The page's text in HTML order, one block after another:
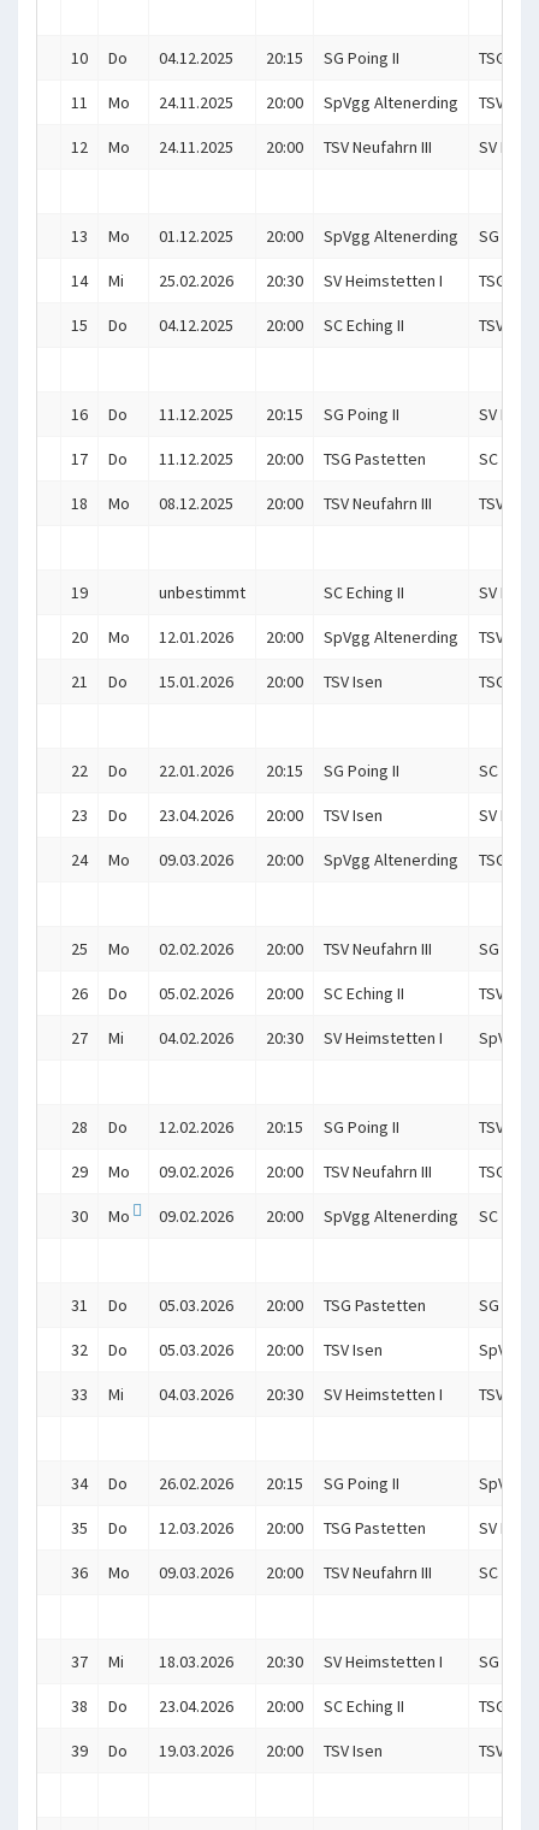
10 Do 04.12.2025 20:15 SG Poing II TSG
11 Mo 24.11.2025 20:00 SpVgg Altenerding TSV Isen
12 Mo 24.11.2025 20:00 TSV Neufahrn III SV
13 Mo 01.12.2025 20:00 SpVgg Altenerding SG
14 Mi 25.02.2026 20:30 SV Heimstetten I TSG
15 Do 04.12.2025 20:00 SC Eching II TSV
16 Do 11.12.2025 20:15 SG Poing II SV
17 Do 11.12.2025 20:00 TSG Pastetten SC
18 Mo 08.12.2025 20:00 TSV Neufahrn III TSV Isen
19 unbestimmt SC Eching II SV
20 Mo 12.01.2026 20:00 SpVgg Altenerding TSV
21 Do 15.01.2026 20:00 TSV Isen TSG
22 Do 22.01.2026 20:15 SG Poing II SC
23 Do 23.04.2026 20:00 TSV Isen SV
24 Mo 09.03.2026 20:00 SpVgg Altenerding TSG
25 Mo 02.02.2026 20:00 TSV Neufahrn III SG
26 Do 05.02.2026 20:00 SC Eching II TSV Isen
27 Mi 04.02.2026 20:30 SV Heimstetten I SpVgg
28 Do 12.02.2026 20:15 SG Poing II TSV Isen
29 Mo 09.02.2026 20:00 TSV Neufahrn III TSG
30 Mo 09.02.2026 20:00 SpVgg Altenerding SC
31 Do 05.03.2026 20:00 TSG Pastetten SG
32 Do 05.03.2026 20:00 TSV Isen SpVgg
33 Mi 04.03.2026 20:30 SV Heimstetten I TSV
34 Do 26.02.2026 20:15 SG Poing II SpVgg
35 Do 12.03.2026 20:00 TSG Pastetten SV
36 Mo 09.03.2026 20:00 TSV Neufahrn III SC
37 Mi 18.03.2026 20:30 SV Heimstetten I SG
38 Do 23.04.2026 20:00 SC Eching II TSG
39 Do 19.03.2026 20:00 TSV Isen TSV